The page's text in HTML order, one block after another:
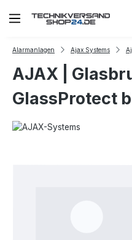
Zum Hauptinhalt springen
Alarmanlagen Ajax Systems
AJAX |
GlassProtect